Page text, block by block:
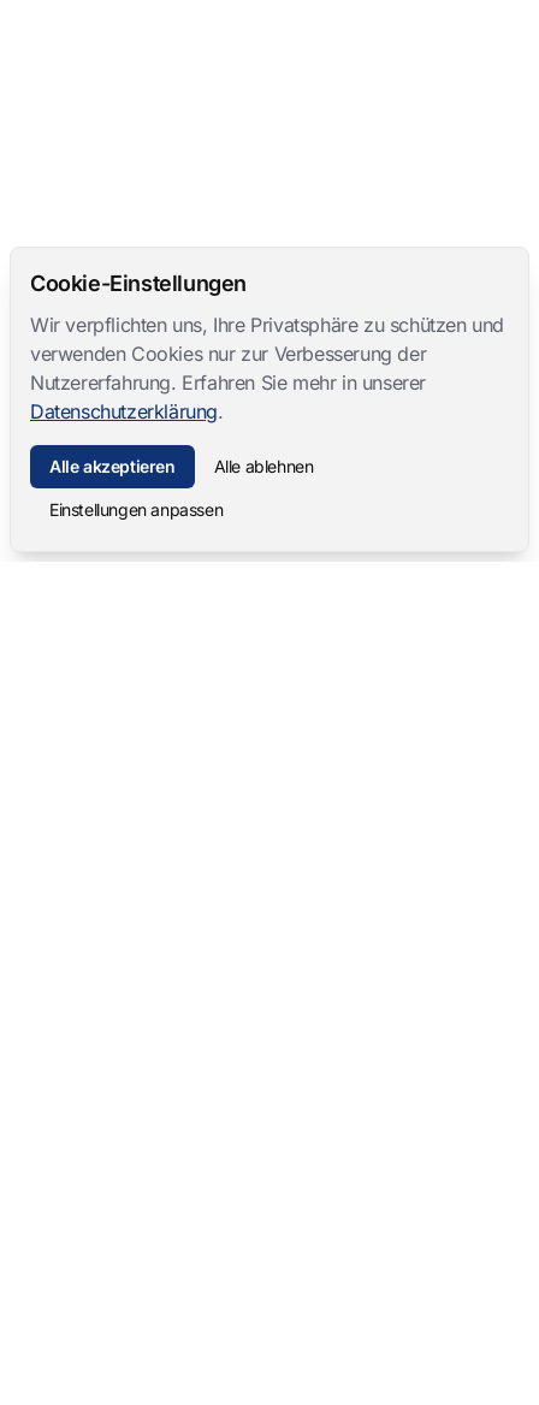
Cookie-Einstellungen
Wir verpflichten uns, Ihre Privatsphäre zu schützen und
verwenden Cookies nur zur Verbesserung der
Nutzererfahrung. Erfahren Sie mehr in unserer
Datenschutzerklärung.
Alle akzeptieren Alle ablehnen
Einstellungen anpassen